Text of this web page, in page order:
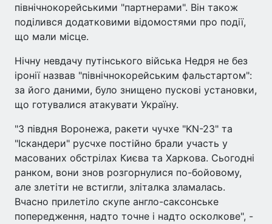
північнокорейськими "партнерами". Він також
поділився додатковими відомостями про події,
що мали місце.
Нічну невдачу путінського війська Недря не без
іронії назвав "північнокорейським фальстартом":
за його даними, було знищено пускові установки,
що готувалися атакувати Україну.
"З півдня Воронежа, ракети чучхе "KN-23" та
"Іскандери" русчхе постійно брали участь у
масованих обстрілах Києва та Харкова. Сьогодні
ранком, вони знов розгорнулися по-бойовому,
але злетіти не встигли, зліталка зламалась.
Вчасно прилетіло скупе англо-саксонське
попередження, надто точне і надто осколкове", -